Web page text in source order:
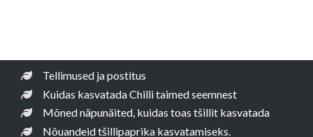
Tellimused ja postitus
Kuidas kasvatada Chilli taimed seemnest
Mõned näpunäited, kuidas toas tšillit kasvatada
Nõuandeid tšillipaprika kasvatamiseks.